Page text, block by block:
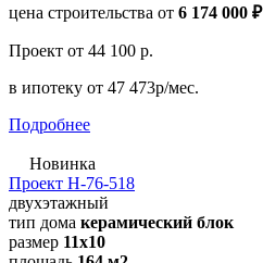
цена строительства от 6 174 000 ₽
Проект от 44 100 р.
в ипотеку от 47 473р/мес.
Подробнее
Новинка
Проект Н-76-518
двухэтажный
тип дома керамический блок
размер 11х10